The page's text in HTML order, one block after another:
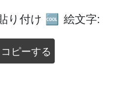
り付け 🆒 絵文字:
コピーする